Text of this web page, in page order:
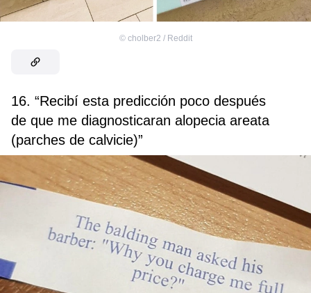
© cholber2 / Reddit
16. “Recibí esta predicción poco después
de que me diagnosticaran alopecia areata
(parches de calvicie)”